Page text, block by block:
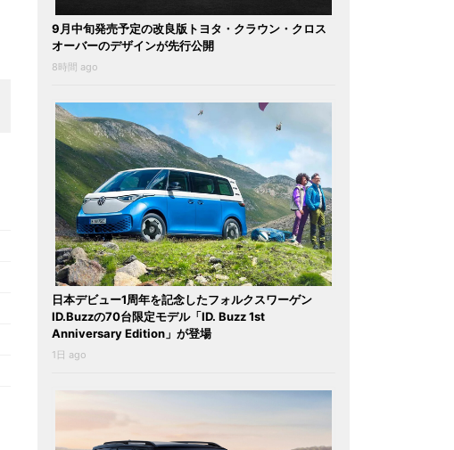
9月中旬発売予定の改良版トヨタ・クラウン・クロス
オーバーのデザインが先行公開
8時間 ago
日本デビュー1周年を記念したフォルクスワーゲン
ID.Buzzの70台限定モデル「ID. Buzz 1st
Anniversary Edition」が登場
1日 ago